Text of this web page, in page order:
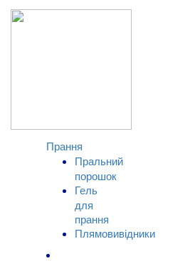
Каталог продукції
Прання
Пральний
порошок
Гель
для
прання
Плямовивідники